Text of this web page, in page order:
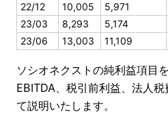
22/12
10,005 5,971
23/03
8,293 5,174
23/06
13,003 11,109
ソシオネクストの純利益項目
EBITDA、税引前利益、法人
て説明いたします。